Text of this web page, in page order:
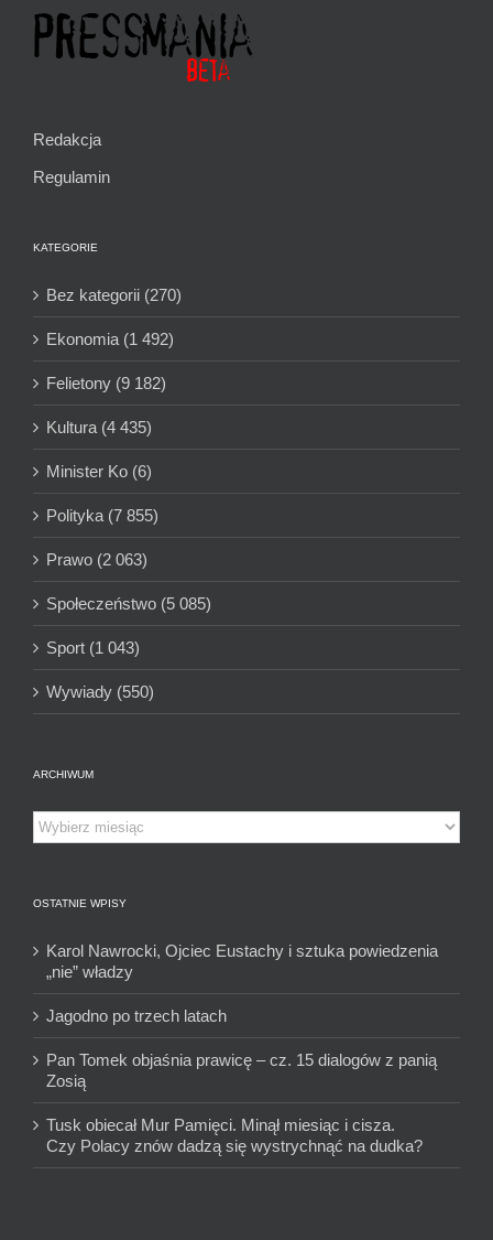
Redakcja
Regulamin
KATEGORIE
Bez kategorii (270)
Ekonomia (1 492)
Felietony (9 182)
Kultura (4 435)
Minister Ko (6)
Polityka (7 855)
Prawo (2 063)
Społeczeństwo (5 085)
Sport (1 043)
Wywiady (550)
ARCHIWUM
Archiwum
OSTATNIE WPISY
Karol Nawrocki, Ojciec Eustachy i sztuka powiedzenia
„nie” władzy
Jagodno po trzech latach
Pan Tomek objaśnia prawicę – cz. 15 dialogów z panią
Zosią
Tusk obiecał Mur Pamięci. Minął miesiąc i cisza.
Czy Polacy znów dadzą się wystrychnąć na dudka?